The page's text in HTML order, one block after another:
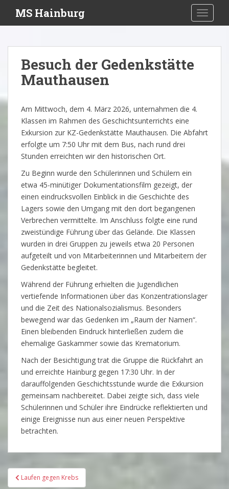
i
i
MS Hainburg
Besuch der Gedenkstätte
Mauthausen
Am Mittwoch, dem 4. März 2026, unternahmen die 4.
Klassen im Rahmen des Geschichtsunterrichts eine
Exkursion zur KZ-Gedenkstätte Mauthausen. Die Abfahrt
erfolgte um 7:50 Uhr mit dem Bus, nach rund drei
Stunden erreichten wir den historischen Ort.
Zu Beginn wurde den Schülerinnen und Schülern ein
etwa 45-minütiger Dokumentationsfilm gezeigt, der
einen eindrucksvollen Einblick in die Geschichte des
Lagers sowie den Umgang mit den dort begangenen
Verbrechen vermittelte. Im Anschluss folgte eine rund
zweistündige Führung über das Gelände. Die Klassen
wurden in drei Gruppen zu jeweils etwa 20 Personen
aufgeteilt und von Mitarbeiterinnen und Mitarbeitern der
Gedenkstätte begleitet.
Während der Führung erhielten die Jugendlichen
vertiefende Informationen über das Konzentrationslager
und die Zeit des Nationalsozialismus. Besonders
bewegend war das Gedenken im „Raum der Namen“.
Einen bleibenden Eindruck hinterließen zudem die
ehemalige Gaskammer sowie das Krematorium.
Nach der Besichtigung trat die Gruppe die Rückfahrt an
und erreichte Hainburg gegen 17:30 Uhr. In der
darauffolgenden Geschichtsstunde wurde die Exkursion
gemeinsam nachbereitet. Dabei zeigte sich, dass viele
Schülerinnen und Schüler ihre Eindrücke reflektierten und
einige Ereignisse nun aus einer neuen Perspektive
betrachten.
Beitragsnavigation
Laufen gegen Krebs